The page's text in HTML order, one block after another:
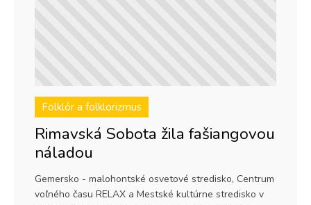
Folklór a folklorizmus
Rimavská Sobota žila fašiangovou
náladou
Gemersko - malohontské osvetové stredisko, Centrum
voľného času RELAX a Mestské kultúrne stredisko v